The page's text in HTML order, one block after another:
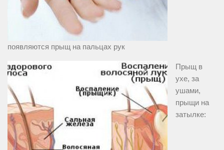
появляются прыщ на пальцах рук
Прыщ в
ухе, за
ушами,
прыщи на
затылке: